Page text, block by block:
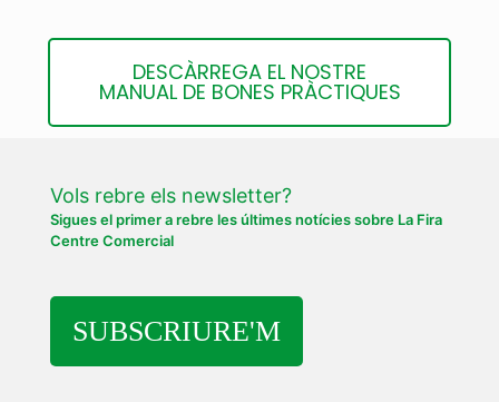
DESCÀRREGA EL NOSTRE
MANUAL DE BONES PRÀCTIQUES
Vols rebre els newsletter?
Sigues el primer a rebre les últimes notícies sobre La Fira
Centre Comercial
SUBSCRIURE'M